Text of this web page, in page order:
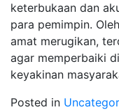
keterbukaan dan
para pemimpin.
amat merugikan,
agar memperbaiki
keyakinan
Posted in